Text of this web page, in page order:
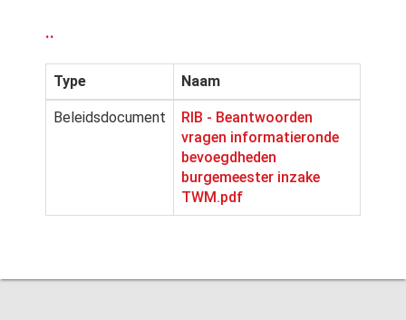
..
Type Naam
Beleidsdocument
RIB - Beantwoorden
vragen informatieronde
bevoegdheden
burgemeester inzake
TWM.pdf